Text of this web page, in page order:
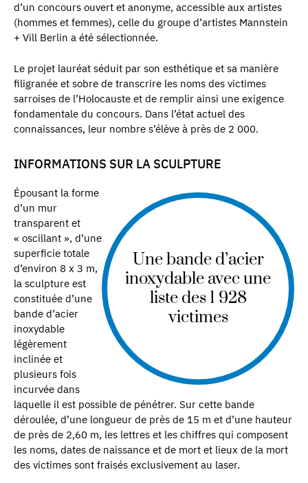
d’un concours ouvert et anonyme, accessible aux artistes
(hommes et femmes), celle du groupe d’artistes Mannstein
+ Vill Berlin a été sélectionnée.
Le projet lauréat séduit par son esthétique et sa manière
filigranée et sobre de transcrire les noms des victimes
sarroises de l’Holocauste et de remplir ainsi une exigence
fondamentale du concours. Dans l’état actuel des
connaissances, leur nombre s’élève à près de 2 000.
INFORMATIONS SUR LA SCULPTURE
Une bande d’acier
inoxydable avec une
liste des 1 928
victimes
Épousant la forme
d’un mur
transparent et
« oscillant », d’une
superficie totale
d’environ 8 x 3 m,
la sculpture est
constituée d’une
bande d’acier
inoxydable
légèrement
inclinée et
plusieurs fois
incurvée dans
laquelle il est possible de pénétrer. Sur cette bande
déroulée, d’une longueur de près de 15 m et d’une hauteur
de près de 2,60 m, les lettres et les chiffres qui composent
les noms, dates de naissance et de mort et lieux de la mort
des victimes sont fraisés exclusivement au laser.